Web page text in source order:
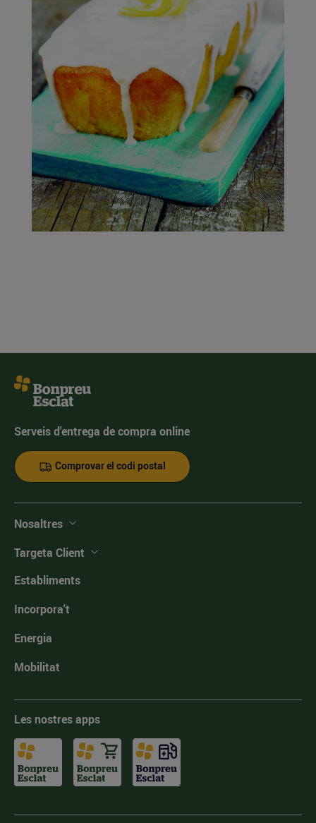
Serveis d'entrega de compra online
Comprovar el codi postal
Nosaltres
Targeta Client
Establiments
Incorpora't
Energia
Mobilitat
Les nostres apps